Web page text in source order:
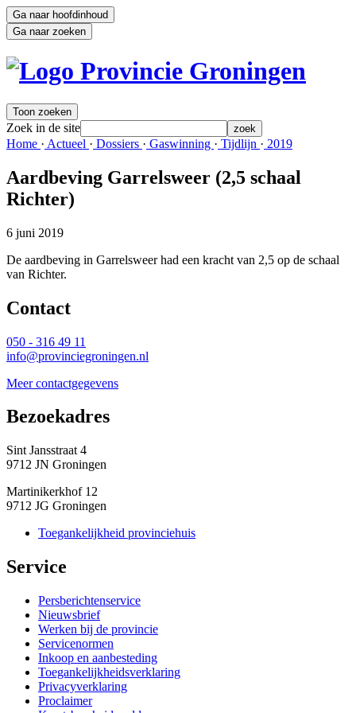
Ga naar hoofdinhoud
Ga naar zoeken
Toon zoeken
Zoek in de site zoek
Home · Actueel · Dossiers · Gaswinning · Tijdlijn · 2019
Aardbeving Garrelsweer (2,5 schaal
Richter)
6 juni 2019
De aardbeving in Garrelsweer had een kracht van 2,5 op de schaal
van Richter.
Contact
050 - 316 49 11
info@provinciegroningen.nl
Meer contactgegevens
Bezoekadres
Sint Jansstraat 4
9712 JN Groningen
Martinikerkhof 12
9712 JG Groningen
Toegankelijkheid provinciehuis
Service
Persberichtenservice
Nieuwsbrief
Werken bij de provincie
Servicenormen
Inkoop en aanbesteding
Toegankelijkheidsverklaring
Privacyverklaring
Proclaimer